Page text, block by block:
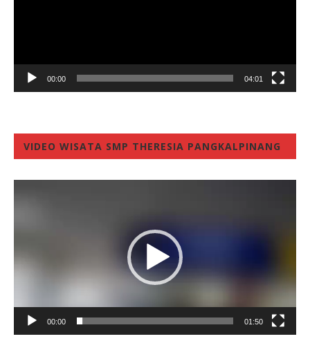
00:00 04:01
VIDEO WISATA SMP THERESIA PANGKALPINANG
00:00 01:50